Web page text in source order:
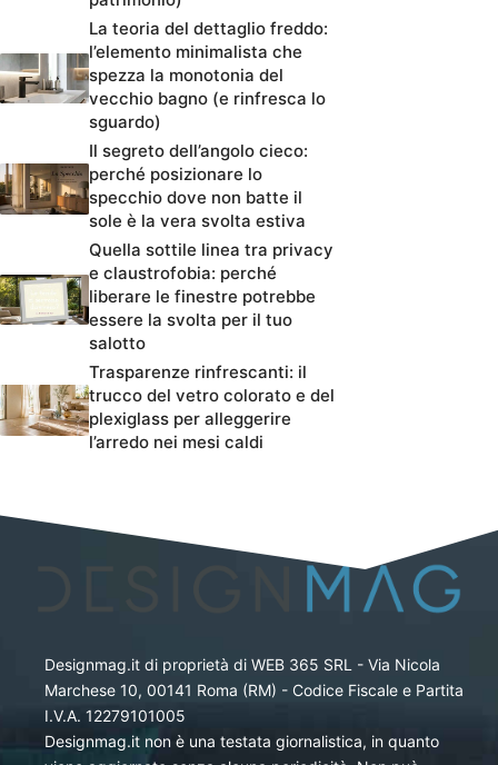
La teoria del dettaglio freddo:
l’elemento minimalista che
spezza la monotonia del
vecchio bagno (e rinfresca lo
sguardo)
Il segreto dell’angolo cieco:
perché posizionare lo
specchio dove non batte il
sole è la vera svolta estiva
Quella sottile linea tra privacy
e claustrofobia: perché
liberare le finestre potrebbe
essere la svolta per il tuo
salotto
Trasparenze rinfrescanti: il
trucco del vetro colorato e del
plexiglass per alleggerire
l’arredo nei mesi caldi
Designmag.it di proprietà di WEB 365 SRL - Via Nicola
Marchese 10, 00141 Roma (RM) - Codice Fiscale e Partita
I.V.A. 12279101005
Designmag.it non è una testata giornalistica, in quanto